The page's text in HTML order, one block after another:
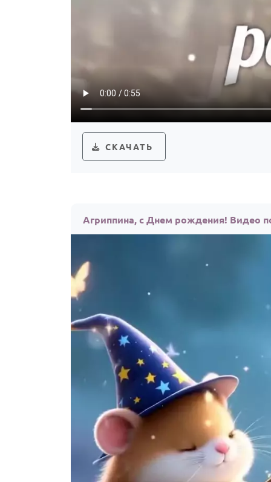
СКАЧАТЬ
Агриппина, с Днем рождения! Видео